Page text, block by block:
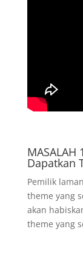
Dapatkan
Pemilik
theme yang
akan
theme yang